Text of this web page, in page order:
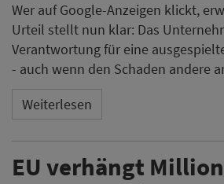
Wer auf Google-Anzeigen klickt,
Urteil stellt nun klar: Das
Verantwortung für eine
- auch wenn den Schaden andere
Weiterlesen
EU verhängt